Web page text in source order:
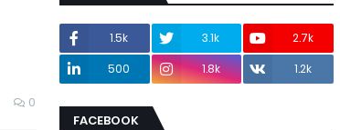
0
1.5k 3.1k
2.7k
500
1.8k 1.2k
FACEBOOK